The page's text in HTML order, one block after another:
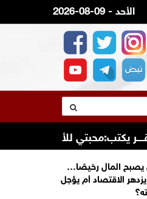
2026-08-09 - الأحد
يكتب:محبتي للأردن
يصبح المال رخيصًا…
الاقتصاد أم يؤجل